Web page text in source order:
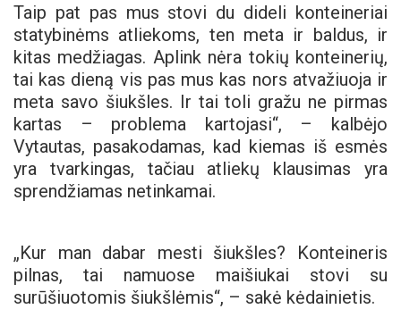
Taip pat pas mus stovi du dideli konteineriai
statybinėms atliekoms, ten meta ir baldus, ir
kitas medžiagas. Aplink nėra tokių konteinerių,
tai kas dieną vis pas mus kas nors atvažiuoja ir
meta savo šiukšles. Ir tai toli gražu ne pirmas
kartas – problema kartojasi“, – kalbėjo
Vytautas, pasakodamas, kad kiemas iš esmės
yra tvarkingas, tačiau atliekų klausimas yra
sprendžiamas netinkamai.
„Kur man dabar mesti šiukšles? Konteineris
pilnas, tai namuose maišiukai stovi su
surūšiuotomis šiukšlėmis“, – sakė kėdainietis.